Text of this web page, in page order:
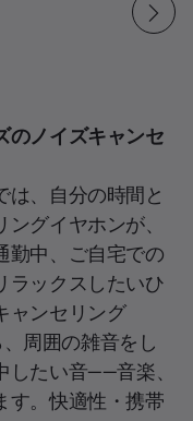
のノイズキャンセ
は、自分の時間と
グイヤホンが、
勤中、ご自宅での
ラックスしたいひ
ャンセリング
周囲の雑音をし
したい音——音楽、
す。快適性・携帯